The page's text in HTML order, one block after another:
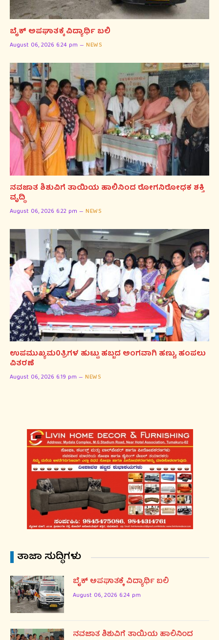
ಬೈಕ್ ಅಪಘಾತಕ್ಕೆ ವಿದ್ಯಾರ್ಥಿ ಬಲಿ
August 06, 2026 6:24 pm NEWS
ನವಜಾತ ಶಿಶುವಿಗೆ ತಾಯಿಯ ಹಾಲಿನಿಂದ ರೋಗನಿರೋಧಕ ಶಕ್ತಿ
ವೃದ್ಧಿ
August 06, 2026 6:22 pm NEWS
ಉಪಮುಖ್ಯಮ0ತ್ರಿಗಳ ಹುಟ್ಟು ಹಬ್ಬದ ಅಂಗವಾಗಿ ಹಣ್ಣು, ಹಂಪಲು
ವಿತರಣೆ
August 06, 2026 6:19 pm NEWS
ತಾಜಾ ಸುದ್ಧಿಗಳು
ಬೈಕ್ ಅಪಘಾತಕ್ಕೆ ವಿದ್ಯಾರ್ಥಿ ಬಲಿ
August 06, 2026 6:24 pm
ನವಜಾತ ಶಿಶುವಿಗೆ ತಾಯಿಯ ಹಾಲಿನಿಂದ